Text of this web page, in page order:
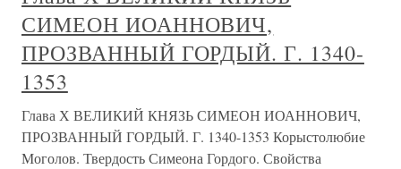
СИМЕОН ИОАННОВИЧ,
ПРОЗВАННЫЙ ГОРДЫЙ. Г. 1340-
1353
Глава Х ВЕЛИКИЙ КНЯЗЬ СИМЕОН ИОАННОВИЧ,
ПРОЗВАННЫЙ ГОРДЫЙ. Г. 1340-1353 Корыстолюбие
Моголов. Твердость Симеона Гордого. Свойства